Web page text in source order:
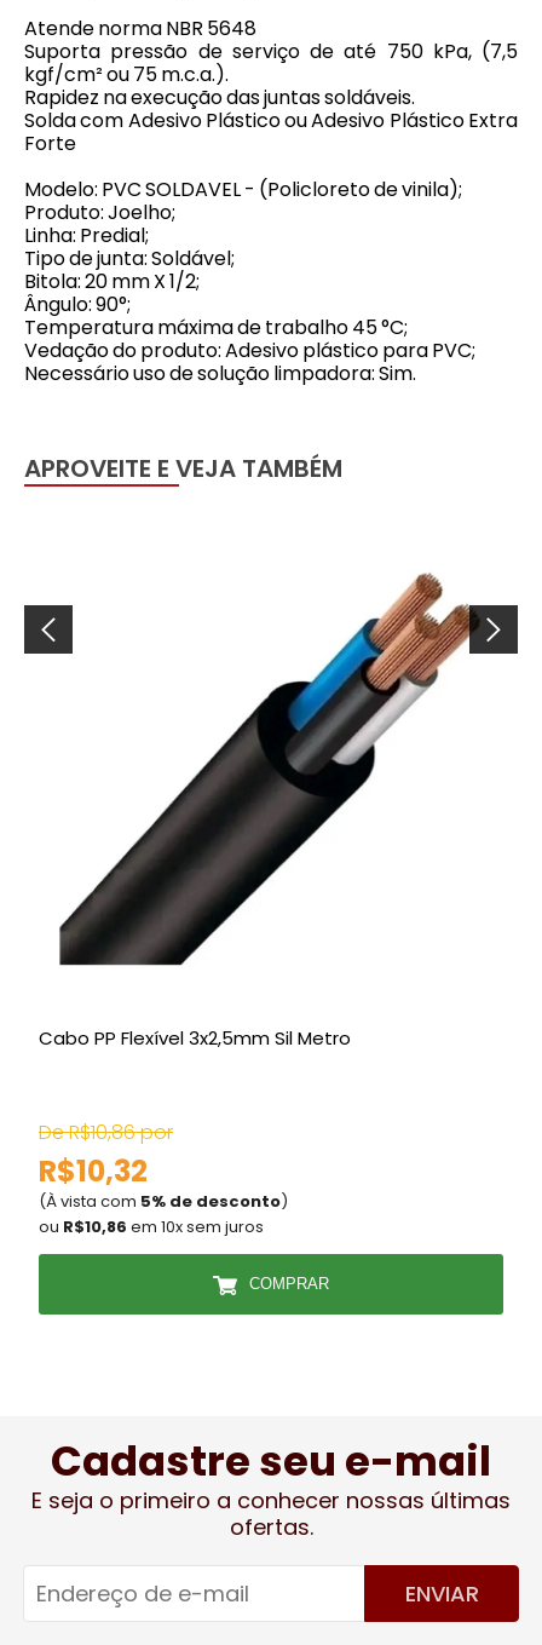
Atende norma NBR 5648
Suporta pressão de serviço de até 750 kPa, (7,5
kgf/cm² ou 75 m.c.a.).
Rapidez na execução das juntas soldáveis.
Solda com Adesivo Plástico ou Adesivo Plástico Extra
Forte
Modelo: PVC SOLDAVEL - (Policloreto de vinila);
Produto: Joelho;
Linha: Predial;
Tipo de junta: Soldável;
Bitola: 20 mm X 1/2;
Ângulo: 90°;
Temperatura máxima de trabalho 45 °C;
Vedação do produto: Adesivo plástico para PVC;
Necessário uso de solução limpadora: Sim.
APROVEITE E VEJA TAMBÉM
Cabo PP Flexível 3x2,5mm Sil Metro
De R$10,86 por
R$10,32
(À vista com 5% de desconto)
ou R$10,86 em 10x sem juros
COMPRAR
Cadastre seu e-mail
E seja o primeiro a conhecer nossas últimas
ofertas.
ENVIAR